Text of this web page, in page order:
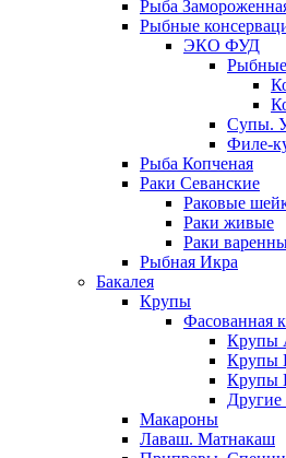
Рыба
Рыбные
ЭКО ФУД
Супы.
Филе-
Рыба Копченая
Раки Севанские
Раковые
Раки живые
Раки
Рыбная Икра
Бакалея
Крупы
Фасованная
Крупы
Крупы
Крупы
Другие
Макароны
Лаваш. Матнакаш